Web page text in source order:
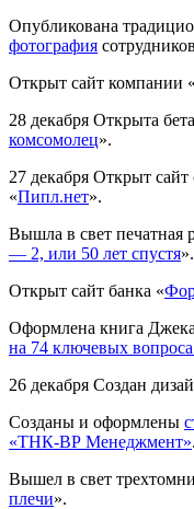
Опубликована
фотография
Открыт сайт компании «
28 декабря Открыта
комсомолец».
27 декабря Открыт сайт
«Пипл.нет».
Вышла в свет печатная
— 2, или 50 лет спустя».
Открыт сайт банка «
Оформлена книга
на 74 ключевых
26 декабря Создан
Созданы и оформлены
«ТНК-ВР Менеджмент».
Вышел в свет
плечи».